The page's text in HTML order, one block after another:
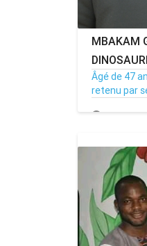
MBAKAM
Âgé de 47
retenu par
22/01/20